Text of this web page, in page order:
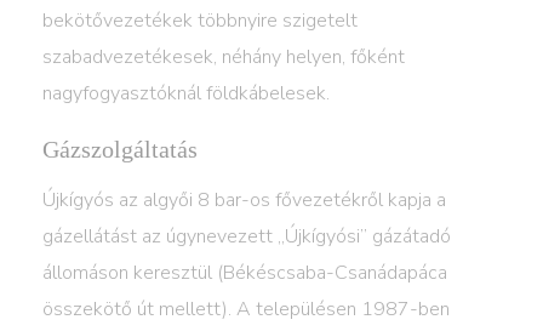
bekötővezetékek többnyire szigetelt
szabadvezetékesek, néhány helyen, főként
nagyfogyasztóknál földkábelesek.
Gázszolgáltatás
Újkígyós az algyői 8 bar-os fővezetékről kapja a
gázellátást az úgynevezett „Újkígyósi” gázátadó
állomáson keresztül (Békéscsaba-Csanádapáca
összekötő út mellett). A településen 1987-ben